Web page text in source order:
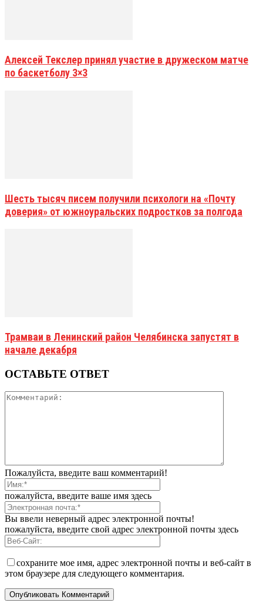
Алексей Текслер принял участие в дружеском матче
по баскетболу 3×3
Шесть тысяч писем получили психологи на «Почту
доверия» от южноуральских подростков за полгода
Трамваи в Ленинский район Челябинска запустят в
начале декабря
ОСТАВЬТЕ ОТВЕТ
Пожалуйста, введите ваш комментарий!
пожалуйста, введите ваше имя здесь
Вы ввели неверный адрес электронной почты!
пожалуйста, введите свой адрес электронной почты здесь
сохраните мое имя, адрес электронной почты и веб-сайт в
этом браузере для следующего комментария.